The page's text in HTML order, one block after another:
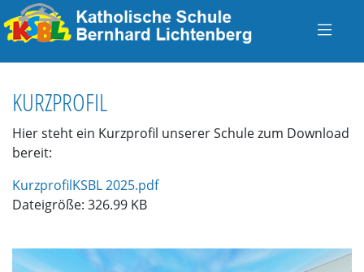
KURZPROFIL
Hier steht ein Kurzprofil unserer Schule zum Download
bereit:
KurzprofilKSBL 2025.pdf
Dateigröße: 326.99 KB